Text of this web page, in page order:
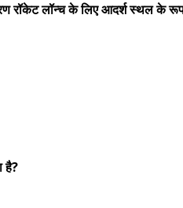
रॉकेट लॉन्च के लिए आदर्श स्थल के
है?